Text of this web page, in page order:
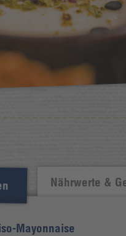
Nährwerte &
Mayonnaise